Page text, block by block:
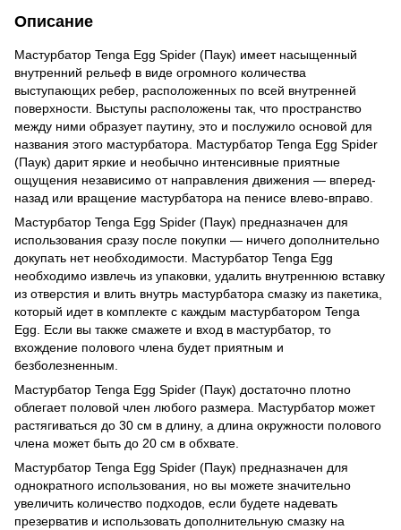
Описание
Мастурбатор Tenga Egg Spider (Паук) имеет насыщенный
внутренний рельеф в виде огромного количества
выступающих ребер, расположенных по всей внутренней
поверхности. Выступы расположены так, что пространство
между ними образует паутину, это и послужило основой для
названия этого мастурбатора. Мастурбатор Tenga Egg Spider
(Паук) дарит яркие и необычно интенсивные приятные
ощущения независимо от направления движения — вперед-
назад или вращение мастурбатора на пенисе влево-вправо.
Мастурбатор Tenga Egg Spider (Паук) предназначен для
использования сразу после покупки — ничего дополнительно
докупать нет необходимости. Мастурбатор Tenga Egg
необходимо извлечь из упаковки, удалить внутреннюю вставку
из отверстия и влить внутрь мастурбатора смазку из пакетика,
который идет в комплекте с каждым мастурбатором Tenga
Egg. Если вы также смажете и вход в мастурбатор, то
вхождение полового члена будет приятным и
безболезненным.
Мастурбатор Tenga Egg Spider (Паук) достаточно плотно
облегает половой член любого размера. Мастурбатор может
растягиваться до 30 см в длину, а длина окружности полового
члена может быть до 20 см в обхвате.
Мастурбатор Tenga Egg Spider (Паук) предназначен для
однократного использования, но вы можете значительно
увеличить количество подходов, если будете надевать
презерватив и использовать дополнительную смазку на